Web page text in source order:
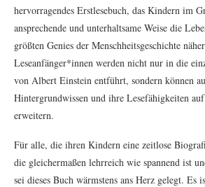
hervorragendes Erstlesebuch, das Kindern im
ansprechende und unterhaltsame Weise die
größten Genies der Menschheitsgeschichte
Leseanfänger*innen werden nicht nur in die
von Albert Einstein entführt, sondern können
Hintergrundwissen und ihre Lesefähigkeiten
erweitern.
Für alle, die ihren Kindern eine zeitlose
die gleichermaßen lehrreich wie spannend ist
sei dieses Buch wärmstens ans Herz gelegt. Es